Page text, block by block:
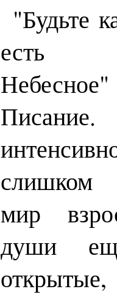
"Будьте
есть
слишком
мир
души